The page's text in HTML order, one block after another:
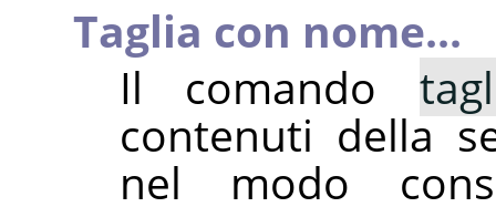
Taglia con nome...
Il comando
contenuti della
nel modo